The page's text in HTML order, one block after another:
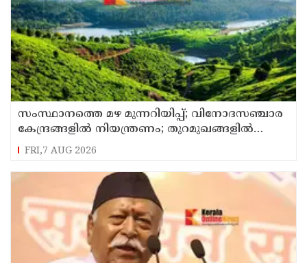
സംസ്ഥാനത്തെ മഴ മുന്നറിയിപ്പ്; വിനോദസഞ്ചാര
കേന്ദ്രങ്ങളില്‍ നിയന്ത്രണം; തുറമുഖങ്ങളില്‍
ജാഗ്രതാ നിര്‍ദേശം
FRI,7 AUG 2026